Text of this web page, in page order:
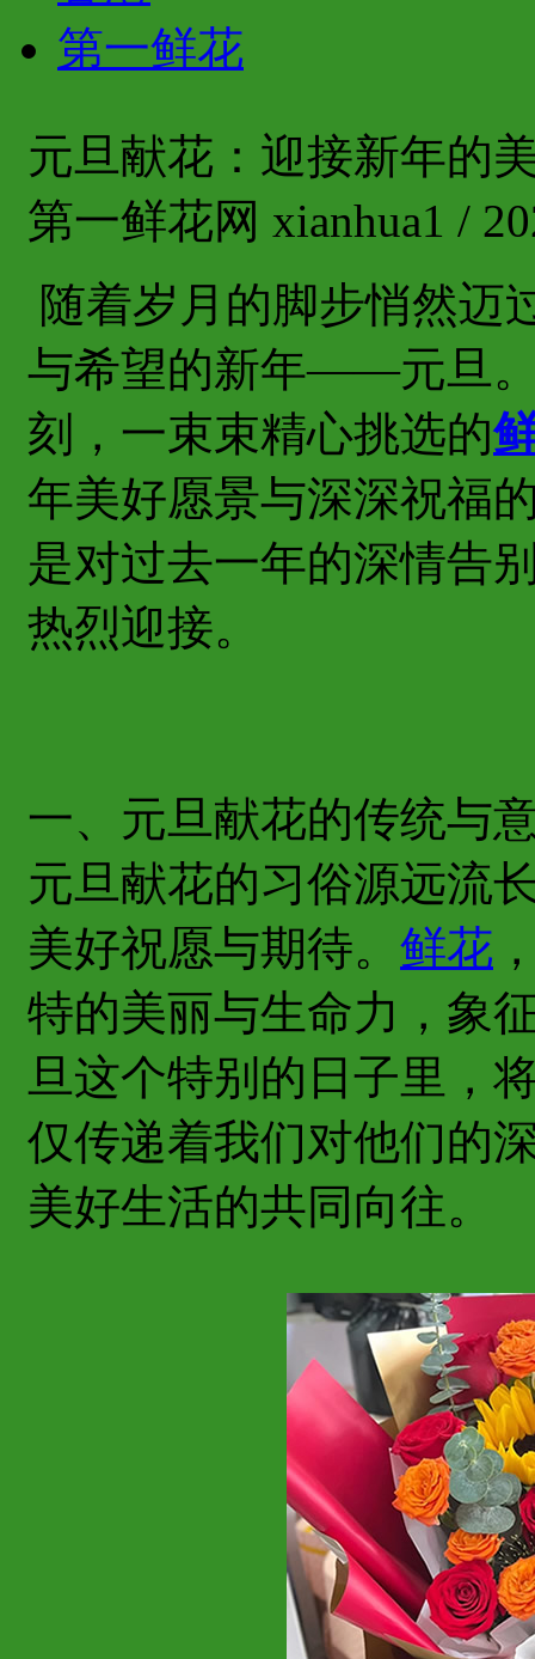
第一鲜花
元旦献花：迎接新年的
第一鲜花网 xianhua1 /
随着岁月的脚步悄然迈
与希望的新年——元旦
刻，一束束精心挑选的
年美好愿景与深深祝福
是对过去一年的深情告
热烈迎接。
一、元旦献花的传统与
元旦献花的习俗源远流
美好祝愿与期待。 鲜花
特的美丽与生命力，象
旦这个特别的日子里，
仅传递着我们对他们的
美好生活的共同向往。